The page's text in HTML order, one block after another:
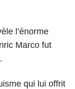
l’énorme
Marco fut
qui lui offrit